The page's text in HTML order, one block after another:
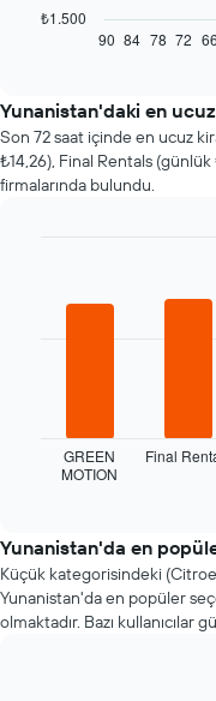
rezervasyon
araç
fiyatlarının
nasıl
değiştiğini
gösterir
sayısını
Tablo
ortalama
fiyatını
gösteren
1
Y
₺1.500
90 84 78 72 66
Yunanistan'daki en
Son 72 saat içinde en ucuz
₺14,26), Final Rentals
firmalarında bulundu.
saat
ucuz
dört
araba
kiralama
GREEN
MOTION
Final
Yunanistan'da en
Küçük kategorisindeki
Yunanistan'da en popüler
olmaktadır. Bazı kullanıcılar